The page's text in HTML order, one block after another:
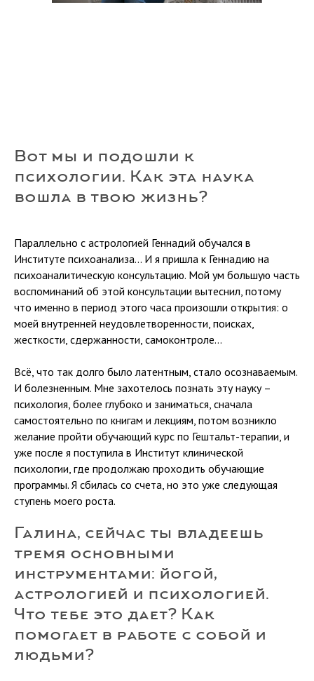
Вот мы и подошли к
психологии. Как эта наука
вошла в твою жизнь?
Параллельно с астрологией Геннадий обучался в
Институте психоанализа... И я пришла к Геннадию на
психоаналитическую консультацию. Мой ум большую часть
воспоминаний об этой консультации вытеснил, потому
что именно в период этого часа произошли открытия: о
моей внутренней неудовлетворенности, поисках,
жесткости, сдержанности, самоконтроле…
Всё, что так долго было латентным, стало осознаваемым.
И болезненным. Мне захотелось познать эту науку –
психология, более глубоко и заниматься, сначала
самостоятельно по книгам и лекциям, потом возникло
желание пройти обучающий курс по Гештальт-терапии, и
уже после я поступила в Институт клинической
психологии, где продолжаю проходить обучающие
программы. Я сбилась со счета, но это уже следующая
ступень моего роста.
Галина, сейчас ты владеешь
тремя основными
инструментами: йогой,
астрологией и психологией.
Что тебе это дает? Как
помогает в работе с собой и
людьми?